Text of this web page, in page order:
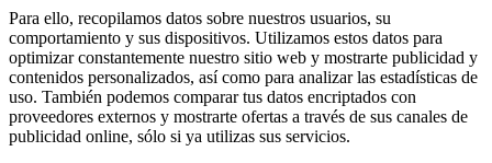
Para ello, recopilamos datos sobre nuestros usuarios, su
comportamiento y sus dispositivos. Utilizamos estos datos para
optimizar constantemente nuestro sitio web y mostrarte publicidad y
contenidos personalizados, así como para analizar las estadísticas de
uso. También podemos comparar tus datos encriptados con
proveedores externos y mostrarte ofertas a través de sus canales de
publicidad online, sólo si ya utilizas sus servicios.